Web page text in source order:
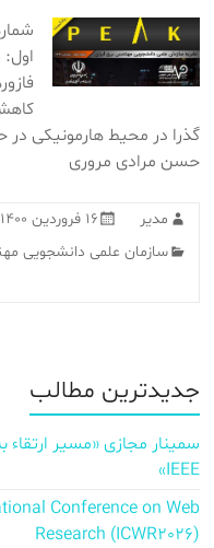
گذرا در محیط هارمونیکی در
حسن مرادی مروری
مدیر
۱۶ فروردین ۱۴۰۰
سازمان علمی دانشجویی
جدیدترین مطالب
IEEE»
Conference on Web
Research (ICWR2026)